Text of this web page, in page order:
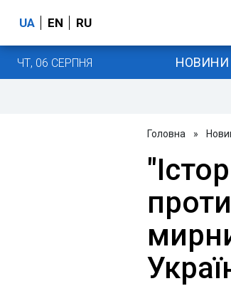
UA EN RU
ЧТ, 06 СЕРПНЯ НОВИНИ
Головна »